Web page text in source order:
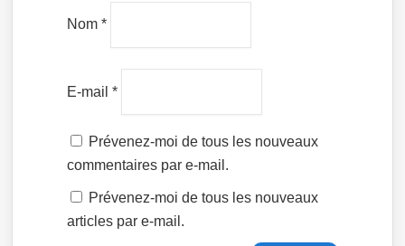
Nom*
E-mail*
Prévenez-moi de tous les nouveaux
commentaires par e-mail.
Prévenez-moi de tous les nouveaux
articles par e-mail.